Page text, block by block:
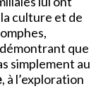
culture et de
que
simplement au
, à l’exploration